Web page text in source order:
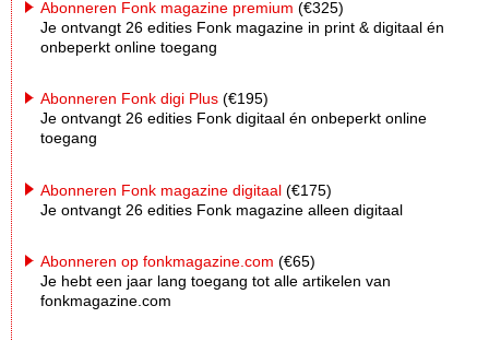
Abonneren Fonk magazine premium (€325)
Je ontvangt 26 edities Fonk magazine in print & digitaal én
onbeperkt online toegang
Abonneren Fonk digi Plus (€195)
Je ontvangt 26 edities Fonk digitaal én onbeperkt online
toegang
Abonneren Fonk magazine digitaal (€175)
Je ontvangt 26 edities Fonk magazine alleen digitaal
Abonneren op fonkmagazine.com (€65)
Je hebt een jaar lang toegang tot alle artikelen van
fonkmagazine.com